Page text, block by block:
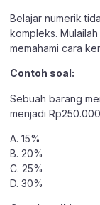
Belajar numerik
kompleks.
memahami cara
Contoh soal:
Sebuah barang
menjadi
A. 15%
B. 20%
C. 25%
D. 30%